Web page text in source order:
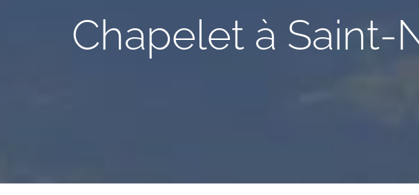
Chapelet à Saint-